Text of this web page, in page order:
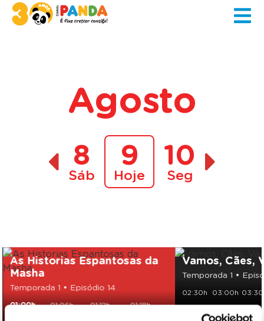
Agosto
8
Sáb
9
Hoje
10
Seg
As Historias Espantosas da
Masha
Temporada 1 • Episódio 14
01:00h 01:06h 01:12h
01:18h
Vamos, Cães,
Temporada 1 •
02:30h 03:00h